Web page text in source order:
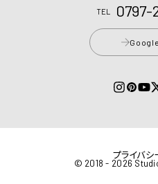
TEL 0797-
© 2018 - 2026
プライバシ